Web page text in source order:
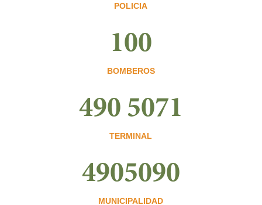
POLICIA
100
BOMBEROS
490 5071
TERMINAL
4905090
MUNICIPALIDAD